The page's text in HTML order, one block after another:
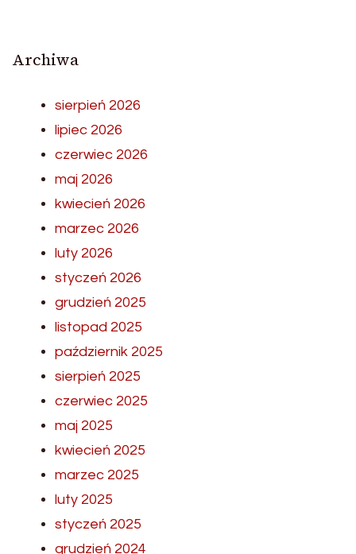
Archiwa
sierpień 2026
lipiec 2026
czerwiec 2026
maj 2026
kwiecień 2026
marzec 2026
luty 2026
styczeń 2026
grudzień 2025
listopad 2025
październik 2025
sierpień 2025
czerwiec 2025
maj 2025
kwiecień 2025
marzec 2025
luty 2025
styczeń 2025
grudzień 2024